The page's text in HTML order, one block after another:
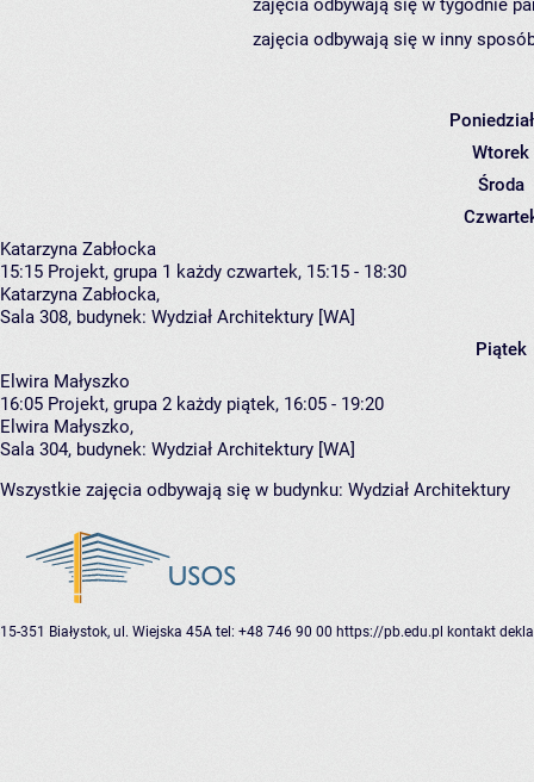
zajęcia odbywają się w inny
Wtorek
Środa
Katarzyna Zabłocka
15:15 Projekt, grupa 1 każdy czwartek, 15:15 - 18:30
Katarzyna Zabłocka,
Sala 308, budynek: Wydział Architektury [WA]
Piątek
Elwira Małyszko
16:05 Projekt, grupa 2 każdy piątek, 16:05 - 19:20
Elwira Małyszko,
Sala 304, budynek: Wydział Architektury [WA]
Wszystkie zajęcia odbywają się w budynku: Wydział Architektury
15-351 Białystok, ul. Wiejska 45A tel: +48 746 90 00 https://pb.edu.pl kontakt